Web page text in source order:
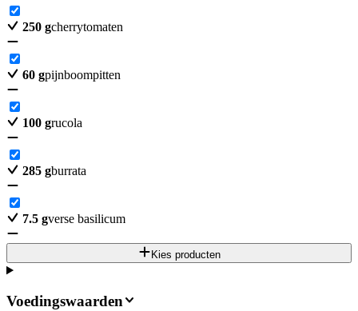
250 gcherrytomaten
60 gpijnboompitten
100 grucola
285 gburrata
7.5 gverse basilicum
Kies producten
Voedingswaarden